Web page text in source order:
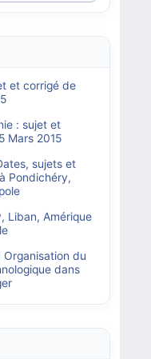
et corrigé de
: sujet et
Mars 2015
sujets et
Pondichéry,
Liban, Amérique
Organisation du
dans